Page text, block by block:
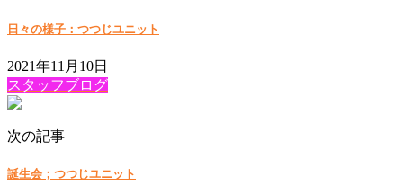
日々の様子：つつじユニット
2021年11月10日
スタッフブログ
次の記事
誕生会；つつじユニット